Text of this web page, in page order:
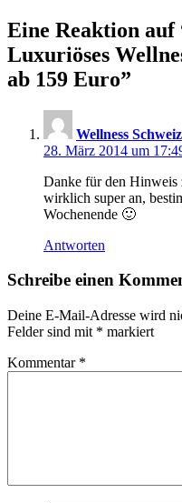
Eine Reaktion auf
Luxuriöses
ab 159 Euro”
Wellness Schweiz
28. März 2014 um
Danke für den Hinweis
wirklich super an,
Wochenende 🙂
Antworten
Schreibe einen
Deine E-Mail-Adresse wird
Felder sind mit * markiert
Kommentar *